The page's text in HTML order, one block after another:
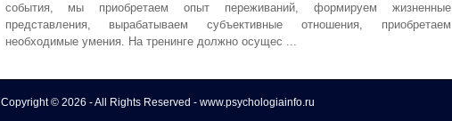
события, мы приобретаем опыт переживаний, формируем жизненные
представления, вырабатываем субъективные отношения, приобретаем
необходимые умения. На тренинге должно осущес ...
Copyright © 2026 - All Rights Reserved - www.psychologiainfo.ru